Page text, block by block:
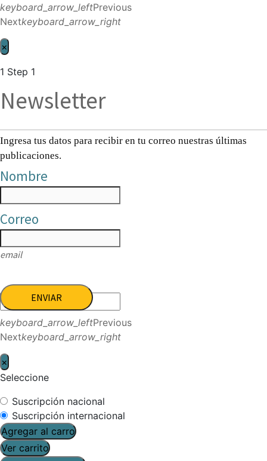
keyboard_arrow_leftPrevious
Nextkeyboard_arrow_right
×
1 Step 1
Newsletter
Ingresa tus datos para recibir en tu correo nuestras últimas
publicaciones.
Nombre
Correo
email
ENVIAR
keyboard_arrow_leftPrevious
Nextkeyboard_arrow_right
×
Seleccione
Suscripción nacional
Suscripción internacional
Agregar al carro
Ver carrito